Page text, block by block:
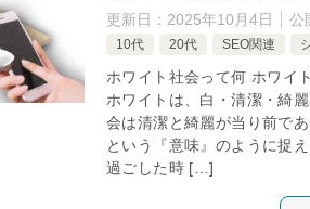
更新日： 2025年10月4日 公
10代 20代 SEO関連
ホワイト社会って何 ホワ
ホワイトは、白・清潔・綺
会は清潔と綺麗が当り前で
という『意味』のように捉
過ごした時 […]